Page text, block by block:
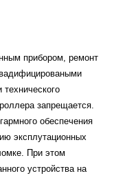
прибором, ремонт
запрещается.
обеспечения
эксплутационных
При этом
устройства на